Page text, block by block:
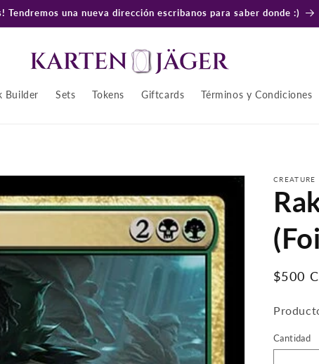
Tendremos una nueva dirección escribanos para saber donde :)
Builder Sets Tokens Giftcards Términos y Condiciones
CREATURE
Precio
$500
Cantidad